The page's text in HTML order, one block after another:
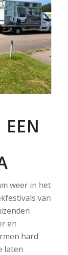
weer in het
van
en
hard
laten